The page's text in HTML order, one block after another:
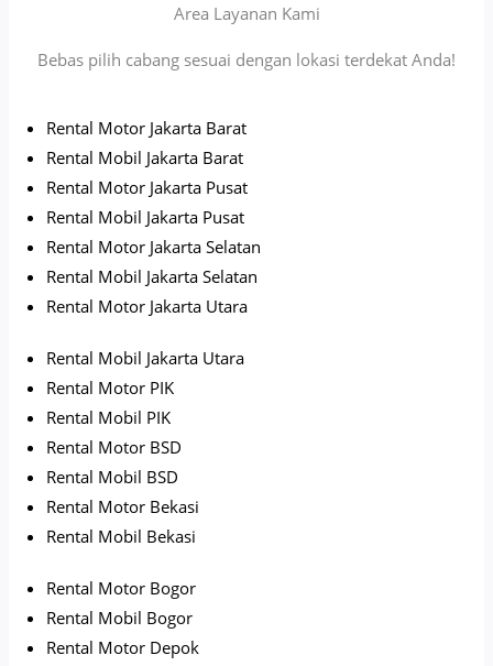
Area Layanan Kami
Bebas pilih cabang sesuai dengan lokasi terdekat Anda!
Rental Motor Jakarta Barat
Rental Mobil Jakarta Barat
Rental Motor Jakarta Pusat
Rental Mobil Jakarta Pusat
Rental Motor Jakarta Selatan
Rental Mobil Jakarta Selatan
Rental Motor Jakarta Utara
Rental Mobil Jakarta Utara
Rental Motor PIK
Rental Mobil PIK
Rental Motor BSD
Rental Mobil BSD
Rental Motor Bekasi
Rental Mobil Bekasi
Rental Motor Bogor
Rental Mobil Bogor
Rental Motor Depok